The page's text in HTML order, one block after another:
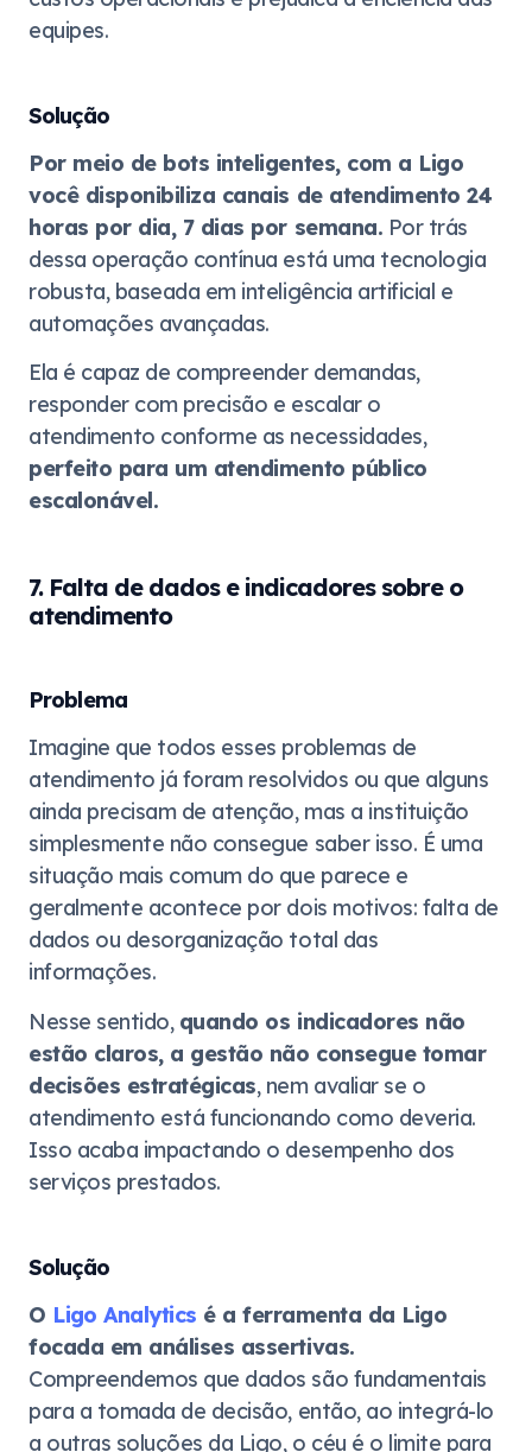
equipes.
Solução
Por meio de bots inteligentes, com a Ligo
você disponibiliza canais de atendimento 24
horas por dia, 7 dias por semana. Por trás
dessa operação contínua está uma tecnologia
robusta, baseada em inteligência artificial e
automações avançadas.
Ela é capaz de compreender demandas,
responder com precisão e escalar o
atendimento conforme as necessidades,
perfeito para um atendimento público
escalonável.
7. Falta de dados e indicadores sobre o
atendimento
Problema
Imagine que todos esses problemas de
atendimento já foram resolvidos ou que alguns
ainda precisam de atenção, mas a instituição
simplesmente não consegue saber isso. É uma
situação mais comum do que parece e
geralmente acontece por dois motivos: falta de
dados ou desorganização total das
informações.
Nesse sentido, quando os indicadores não
estão claros, a gestão não consegue tomar
decisões estratégicas, nem avaliar se o
atendimento está funcionando como deveria.
Isso acaba impactando o desempenho dos
serviços prestados.
Solução
O Ligo Analytics é a ferramenta da Ligo
focada em análises assertivas.
Compreendemos que dados são fundamentais
para a tomada de decisão, então, ao integrá-lo
a outras soluções da Ligo, o céu é o limite para